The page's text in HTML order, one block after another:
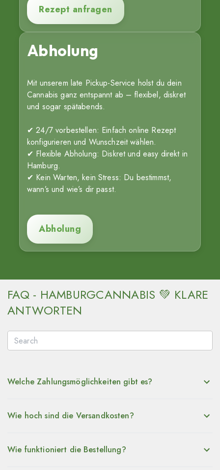
Rezept anfragen
Abholung
Mit unserem late Pickup-Service holst du dein
Cannabis ganz entspannt ab – flexibel, diskret
und sogar spätabends.
✔ 24/7 vorbestellen: Einfach online Rezept
konfigurieren und Wunschzeit wählen.
✔ Flexible Abholung: Diskret und easy direkt in
Hamburg.
✔ Kein Warten, kein Stress: Du bestimmst,
wann’s und wie’s dir passt.
Abholung
FAQ - HAMBURGCANNABIS 💚 KLARE
ANTWORTEN
Welche Zahlungsmöglichkeiten gibt es?
Wie hoch sind die Versandkosten?
Wie funktioniert die Bestellung?